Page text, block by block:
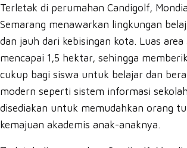
Terletak di perumahan Candigolf,
Semarang menawarkan lingkungan
dan jauh dari kebisingan kota. Luas area
mencapai 1,5 hektar, sehingga
cukup bagi siswa untuk belajar dan
modern seperti sistem informasi sekolah
disediakan untuk memudahkan orang
kemajuan akademis anak-anaknya.